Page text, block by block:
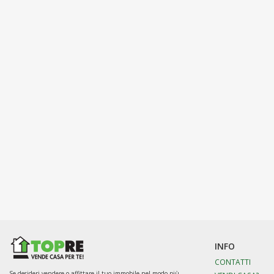
INFO
CONTATTI